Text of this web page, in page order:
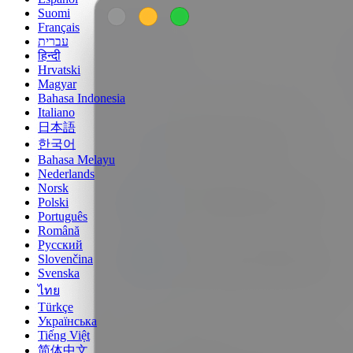
Suomi
Français
עברית
हिन्दी
Hrvatski
Magyar
Bahasa Indonesia
Italiano
日本語
한국어
Bahasa Melayu
Nederlands
Norsk
Polski
Português
Română
Русский
Slovenčina
Svenska
ไทย
Türkçe
Українська
Tiếng Việt
简体中文